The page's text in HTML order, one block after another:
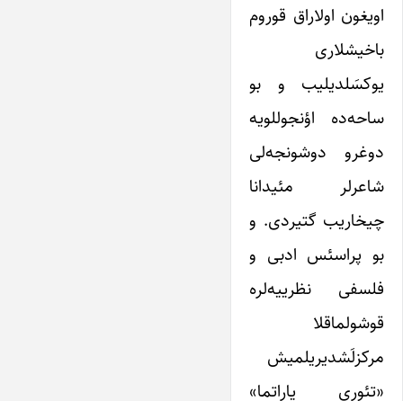
اویغون اولاراق قوروم
باخیشلاری
یوکسَلدیلیب و بو
ساحه‌‌ده اؤنجوللویه
دوغرو دوشونجه‌لی
شاعرلر مئیدانا
چیخاریب گتیردی. و
بو پراسئس ادبی و
فلسفی نظرییه‌لره
قوشولماقلا
مرکزلَشدیریلمیش
«تئوری یاراتما»